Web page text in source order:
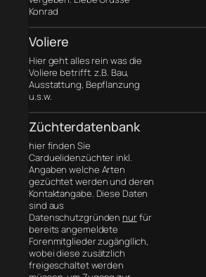
Konrad
Voliere
Hier geht alles rein was die
Voliere betrifft. z.B. Bau,
Ausstattung, Bepflanzung
u.s.w.
Züchterdatenbank
hier finden Sie
Carduelidenzüchter inkl.
Angaben welche Arten
gezüchtet werden und deren
Kontaktangabe. Diese Daten
sind aus
Datenschutzgründen nurfür
bereits angemeldete
Forenmitglieder zugängllich,
wobei diese zusätzlich
freigeschaltet werden